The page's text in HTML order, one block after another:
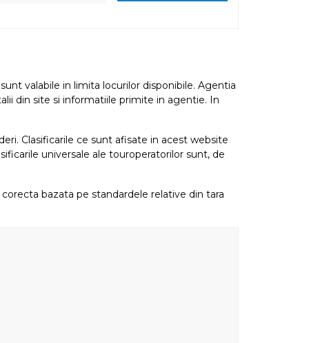
valabile in limita locurilor disponibile. Agentia
din site si informatiile primite in agentie. In
Clasificarile ce sunt afisate in acest website
universale ale touroperatorilor sunt, de
bazata pe standardele relative din tara